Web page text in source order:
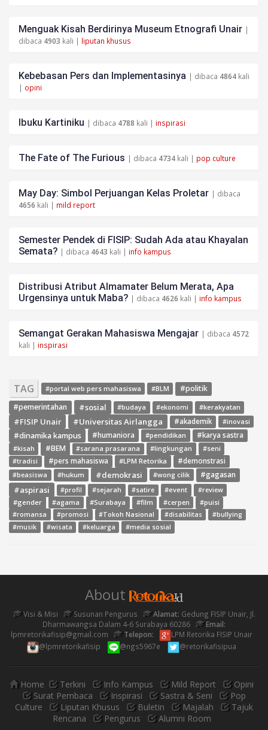
Menguak Kisah Berdirinya Museum Etnografi Unair |
dibaca 4903 kali | liputan khusus
Kebebasan Pers dan Implementasinya | dibaca 4864 kali
| opini
Ibuku Kartiniku | dibaca 4788 kali | inspirasi
The Fate of The Furious | dibaca 4734 kali | pop culture
May Day: Simbol Perjuangan Kelas Proletar | dibaca
4656 kali | mild report
Semester Pendek di FISIP: Sudah Ada atau Khayalan
Semata? | dibaca 4643 kali | info kampus
Distribusi Atribut Almamater Belum Merata, Apa
Urgensinya untuk Maba? | dibaca 4626 kali | info kampus
Semangat Gerakan Mahasiswa Mengajar | dibaca 4572
kali | inspirasi
TAG #portal web pers mahasiswa #BLM
#politik
#pemerintahan
#sosial #budaya #ekonomi #kerakyatan
#FISIP Unair #Universitas Airlangga #akademik #inovasi
#dinamika kampus #humaniora #pendidikan
#karya sastra
#kisah
#BEM #sarana prasarana #lingkungan #seni
#tradisi #pers mahasiswa #LPM Retorika #demonstrasi
#beasiswa #hukum #demokrasi #wong cilik #gagasan
#aspirasi #profil #sejarah #satire #event
#review
#gender
#agama #Surabaya #film #cerpen
#puisi
#romansa
#promosi #Tokoh Nasional #disabilitas
#bullying
#musik
#wisata #keluarga #media sosial
About
Visi & Misi Susunan Pengurus Alamat: Gedung FISIP Unair, Jl.
Dharmawangsa Dalam 4-6 Surabaya 60286
Email:
lpmretorikafisip@gmail.com
Telepon:
LPM Retorika FISIP Unair
@lpmretorikafisip
@ngs5967e @retorikafisipua
Home Terkini Info Kampus Mild Report
Opini
Surat Pembaca
Inspirasi Sastra & Seni
Pop
Culture
Liputan Khusus Buletin Majalah
Tajuk
Rencana
Pengurus Alumni Room